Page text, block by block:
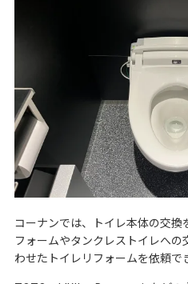
コーナンでは、トイレ本体の交換
フォームやタンクレストイレへ
わせたトイレリフォームを依頼で